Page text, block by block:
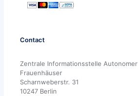
Contact
Zentrale Informationsstelle Autonomer
Frauenhäuser
Scharnweberstr. 31
10247 Berlin